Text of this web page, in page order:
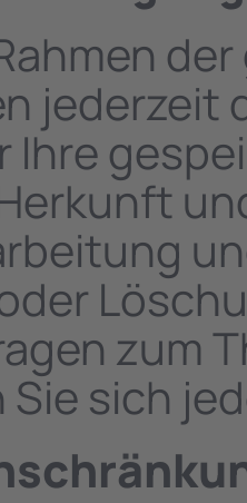
jederzeit
Ihre
zum
sich